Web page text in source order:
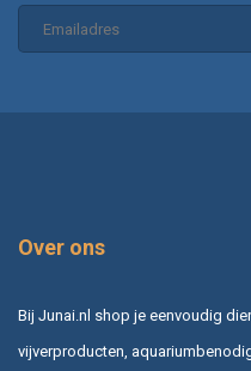
Over ons
Bij Junai.nl shop je eenvoudig
vijverproducten,